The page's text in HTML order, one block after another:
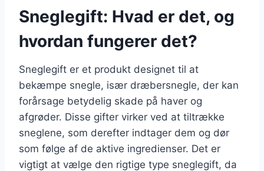
Sneglegift: Hvad er det, og
hvordan fungerer det?
Sneglegift er et produkt designet til at
bekæmpe snegle, især dræbersnegle, der kan
forårsage betydelig skade på haver og
afgrøder. Disse gifter virker ved at tiltrække
sneglene, som derefter indtager dem og dør
som følge af de aktive ingredienser. Det er
vigtigt at vælge den rigtige type sneglegift, da